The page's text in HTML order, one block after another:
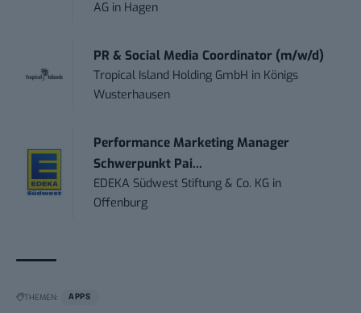
AG in Hagen
PR & Social Media Coordinator (m/w/d)
Tropical Island Holding GmbH in Königs
Wusterhausen
Performance Marketing Manager
Schwerpunkt Pai...
EDEKA Südwest Stiftung & Co. KG in
Offenburg
THEMEN: APPS